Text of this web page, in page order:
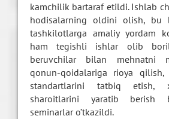
kamchilik bartaraf etildi. Ishlab
hodisalarning oldini olish, bu
tashkilotlarga amaliy yordam
ham tegishli ishlar olib
beruvchilar bilan mehnatni
qonun-qoidalariga rioya
standartlarini tatbiq etish,
sharoitlarini yaratib berish
seminarlar o’tkazildi.